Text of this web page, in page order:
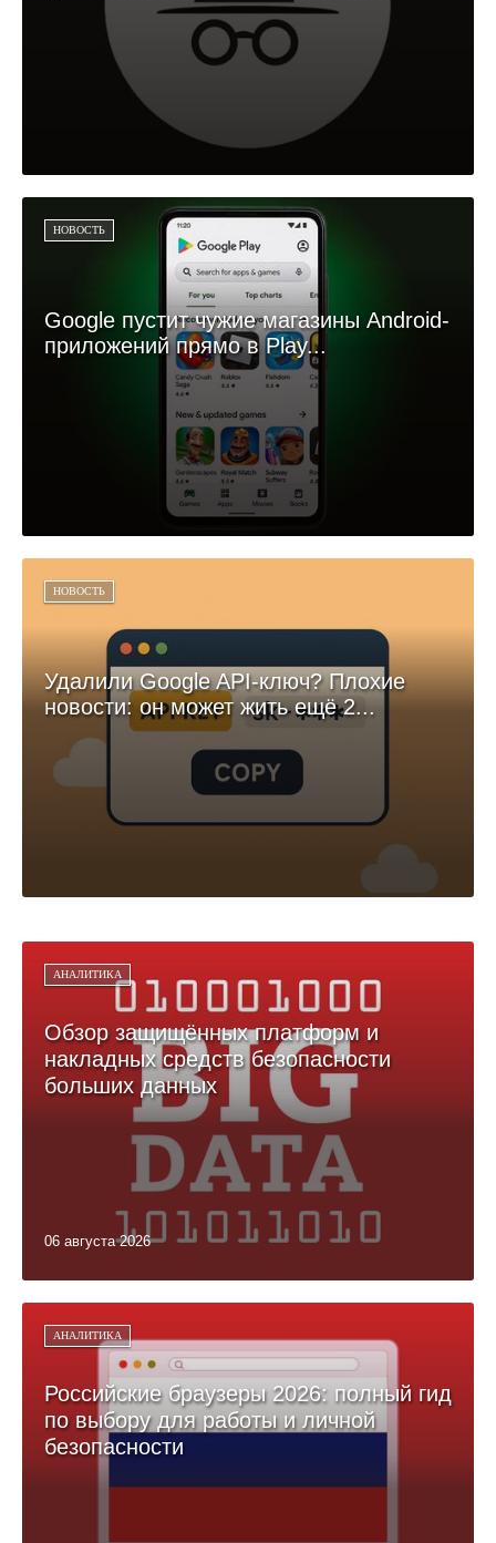
НОВОСТЬ
Google пустит чужие магазины Android-
приложений прямо в Play...
НОВОСТЬ
Удалили Google API-ключ? Плохие
новости: он может жить ещё 2...
АНАЛИТИКА
Обзор защищённых платформ и
накладных средств безопасности
больших данных
06 августа 2026
АНАЛИТИКА
Российские браузеры 2026: полный гид
по выбору для работы и личной
безопасности